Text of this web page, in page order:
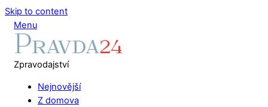
Skip to content
Menu
Zpravodajství
Nejnovější
Z domova